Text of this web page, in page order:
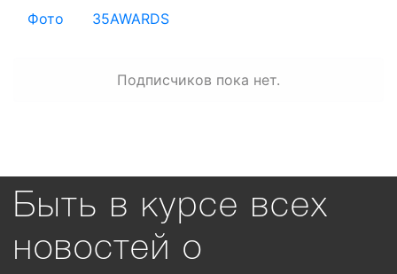
Фото 35AWARDS
Подписчиков пока нет.
Быть в курсе всех
новостей о